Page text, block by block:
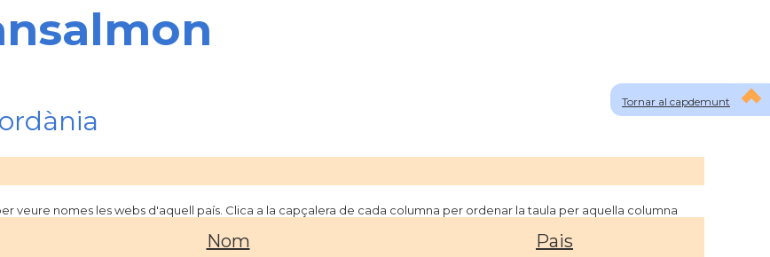
Tornar al capdemunt
veure nomes les webs d'aquell país. Clica a la capçalera de cada columna per ordenar la taula per aquella columna
Nom Pais